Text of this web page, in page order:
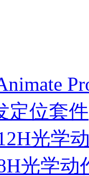
定位套件
光学
光学动